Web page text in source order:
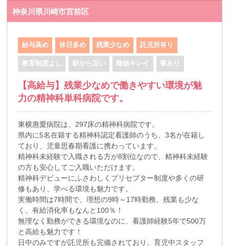
神奈川県川崎市宮前区
給与高め 休日多め 残業少なめ 託児所有り
教育制度よし 駅から近い 建物キレイ 寮あり
【高給与】残業少なめで働きやすい環境が魅
力の精神科単科病院です。
東横惠愛病院は、297床の精神科病院です。
県内に5名在籍する精神科認定看護師のうち、3名が在籍し
ており、児童思春期看護に携わっています。
精神科未経験で入職される方が8割位なので、精神科未経験
の方も安心してご入職いただけます。
精神科デビューにふさわしくプリセプター制度や多くの研
修もあり、学べる環境も魅力です。
実働時間は7時間で、理想の9時～17時勤務。残業も少な
く、有給消化率もなんと100％！
無理なく勤務ができる環境なのに、看護師経験5年で500万
と高給も魅力です！
日中のみですが託児所も完備されており、育児中スタッフ